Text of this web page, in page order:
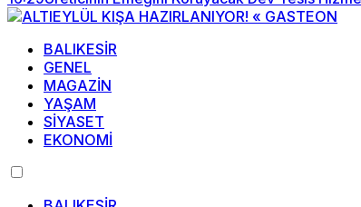
BALIKESİR
GENEL
MAGAZİN
YAŞAM
SİYASET
EKONOMİ